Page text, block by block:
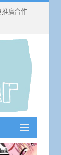
推廣合作